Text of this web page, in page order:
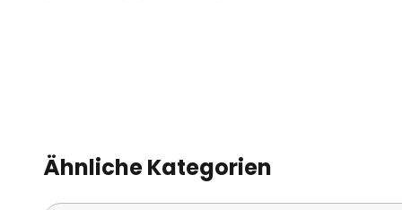
Ähnliche Kategorien